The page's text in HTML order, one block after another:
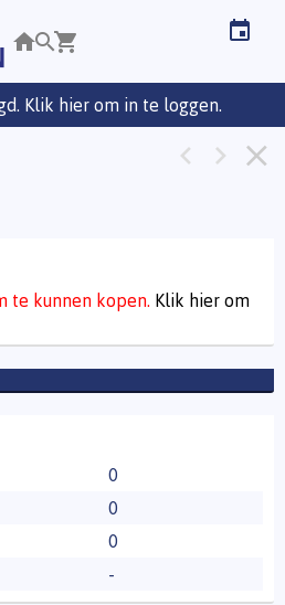
Klik hier om in te loggen.
te kunnen kopen. Klik hier om
0
0
0
-